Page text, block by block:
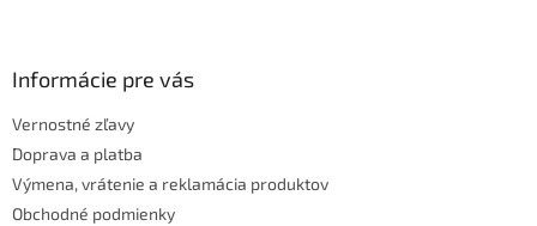
Informácie pre vás
Vernostné zľavy
Doprava a platba
Výmena, vrátenie a reklamácia produktov
Obchodné podmienky